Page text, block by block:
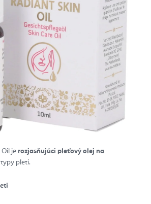
je rozjasňujúci pleťový olej na
pleti.